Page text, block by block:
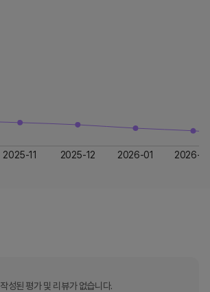
2025-11 2025-12 2026-01 2026-
작성된 평가 및 리뷰가 없습니다.